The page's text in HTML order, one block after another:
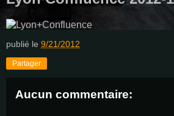
publié le 9/21/2012
Partager
Aucun commentaire: